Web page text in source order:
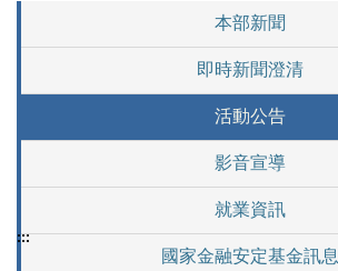
本部新聞
即時新聞澄清
活動公告
影音宣導
就業資訊
國家金融安定基金訊息
:::